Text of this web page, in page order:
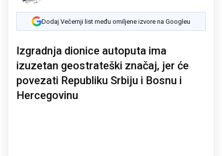
Dodaj Večernji list među omiljene izvore na Googleu
Izgradnja dionice autoputa ima
izuzetan geostrateški značaj, jer će
povezati Republiku Srbiju i Bosnu i
Hercegovinu